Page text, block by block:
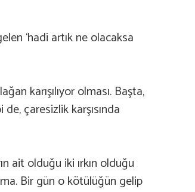
‘hadi artık ne olacaksa
karışılıyor olması. Başta,
çaresizlik karşısında
ait olduğu iki ırkın olduğu
Bir gün o kötülüğün gelip